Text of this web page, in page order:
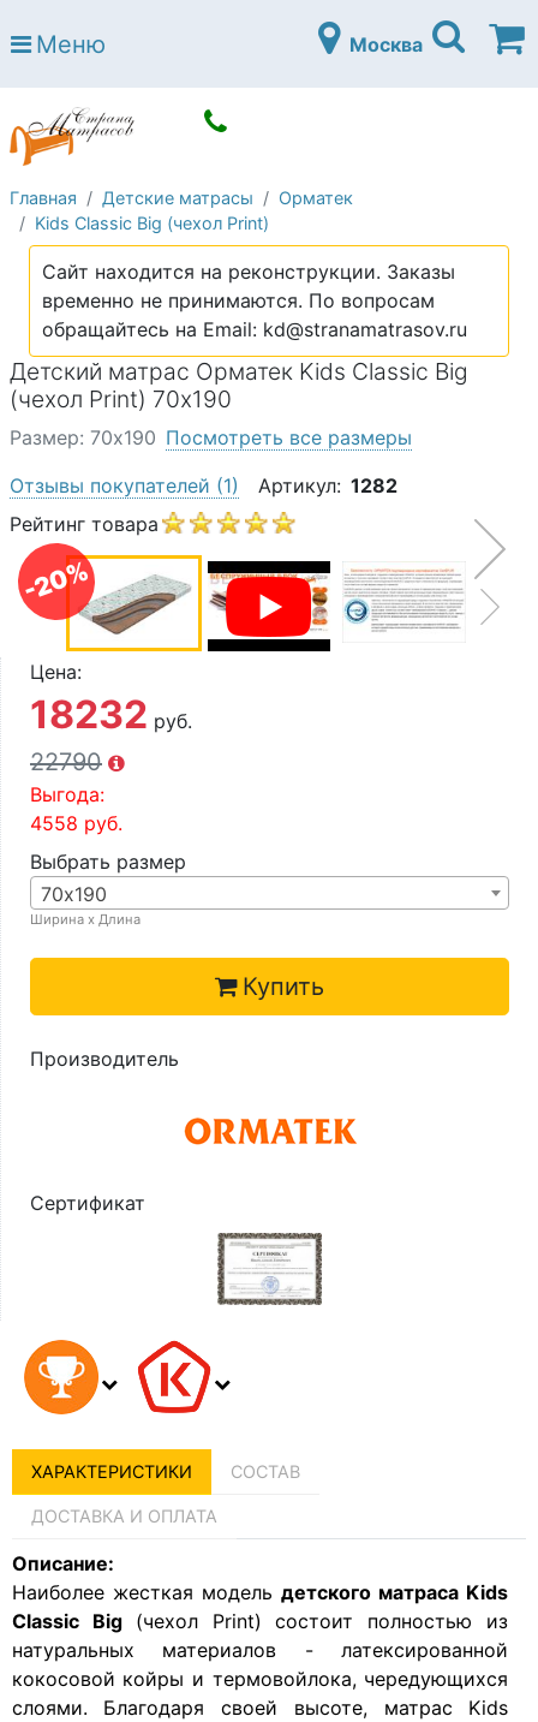
Страна матрасов
Open submenu (Матрасы)
Open submenu (Кровати)
Кровати
Open submenu (Аксессуары)
Open submenu (Диваны)
Диваны
Open submenu (Постельное белье)
Постельное белье
Open submenu (Мебель)
Мебель
Open submenu (Основания)
Основания
Open submenu (Детские матрасы)
Детские матрасы
Open submenu (Детские кровати)
Детские кровати
Open submenu (Шкафы)
Шкафы
О компании
Контакты
Доставка по городу
Меню Москва
Главная Детские матрасы
Орматек
Kids Classic Big (чехол Print)
Сайт находится на реконструкции. Заказы
временно не принимаются. По вопросам
обращайтесь на Email: kd@stranamatrasov.ru
Детский матрас Орматек Kids Classic Big
(чехол Print) 70х190
-20%
Размер: 70х190 Посмотреть все размеры
Отзывы покупателей (1) Артикул: 1282
Рейтинг товара
Цена:
18232 руб.
22790
Выгода:
4558 руб.
Выбрать размер
70х190
Ширина х Длина
Купить
Производитель
Сертификат
ХАРАКТЕРИСТИКИ СОСТАВ
ДОСТАВКА И ОПЛАТА
Описание:
Наиболее жесткая модельдетского матраса Kids
Classic Big (чехол Print) состоит полностью из
натуральных материалов - латексированной
кокосовой койры и термовойлока, чередующихся
слоями. Благодаря своей высоте, матрас Kids